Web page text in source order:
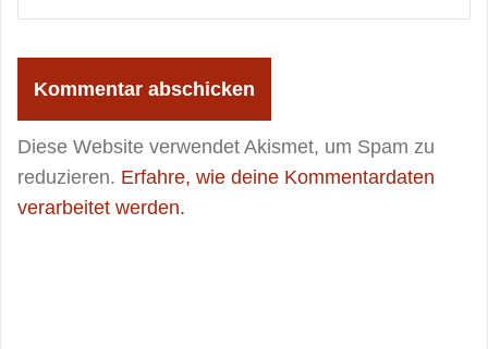
Diese Website verwendet Akismet, um Spam zu
reduzieren. Erfahre, wie deine Kommentardaten
verarbeitet werden.